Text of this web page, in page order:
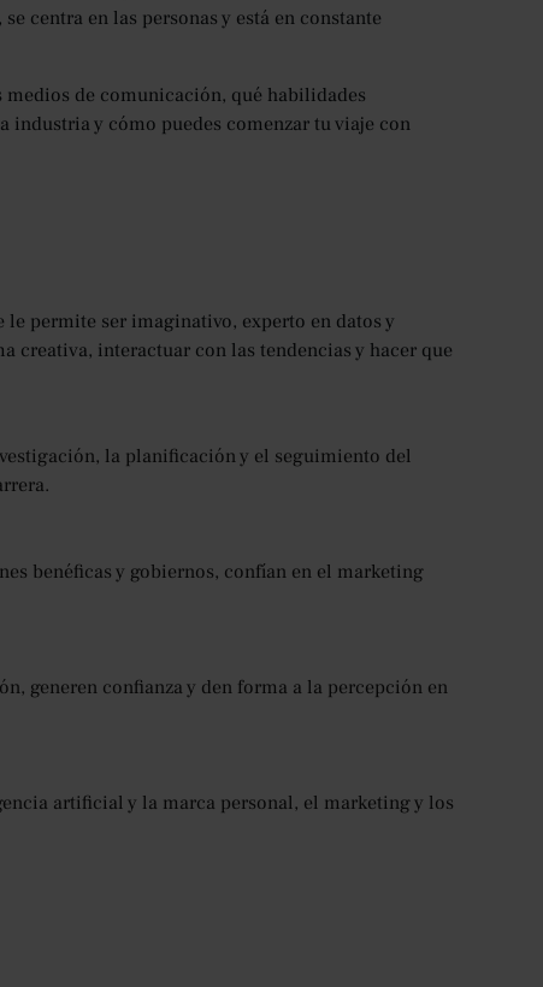
centra en las personas y está en constante
de comunicación, qué habilidades
industria y cómo puedes comenzar tu viaje con
permite ser imaginativo, experto en datos y
creativa, interactuar con las tendencias y hacer que
la planificación y el seguimiento del
benéficas y gobiernos, confían en el marketing
generen confianza y den forma a la percepción en
artificial y la marca personal, el marketing y los